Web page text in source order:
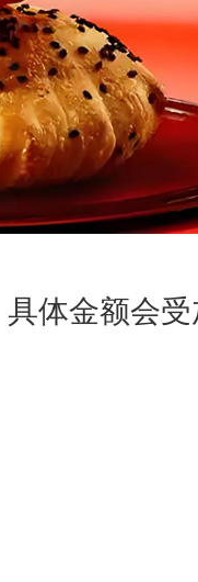
体金额会受